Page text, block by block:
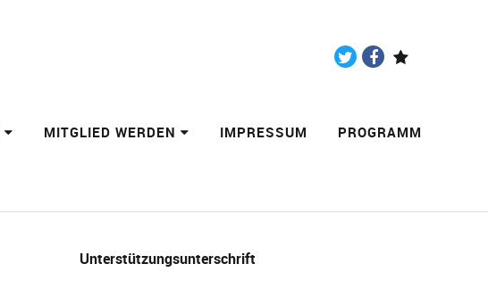
MITGLIED WERDEN IMPRESSUM PROGRAMM
Unterstützungsunterschrift